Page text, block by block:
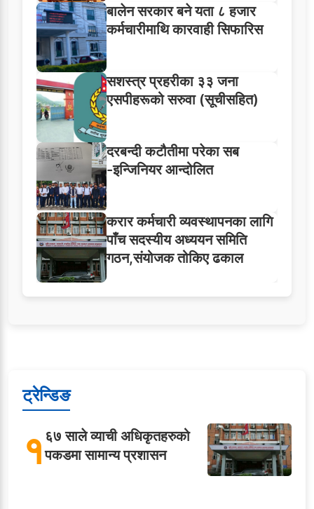
बालेन सरकार बने यता ८ हजार
कर्मचारीमाथि कारवाही सिफारिस
सशस्त्र प्रहरीका ३३ जना
एसपीहरूको सरुवा (सूचीसहित)
दरबन्दी कटौतीमा परेका सब
-इन्जिनियर आन्दोलित
करार कर्मचारी व्यवस्थापनका लागि
पाँच सदस्यीय अध्ययन समिति
गठन,संयोजक तोकिए ढकाल
ट्रेन्डिङ
१६७ साले व्याची अधिकृतहरुको
पकडमा सामान्य प्रशासन